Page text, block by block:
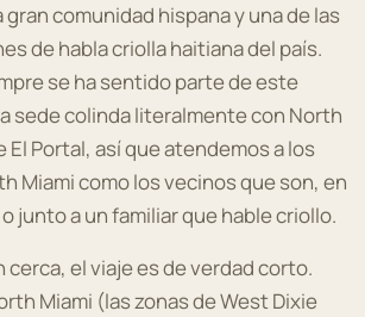
comunidad hispana y una de las
de habla criolla haitiana del país.
se ha sentido parte de este
sede colinda literalmente con North
El Portal, así que atendemos a los
Miami como los vecinos que son, en
junto a un familiar que hable criollo.
el viaje es de verdad corto.
Miami (las zonas de West Dixie